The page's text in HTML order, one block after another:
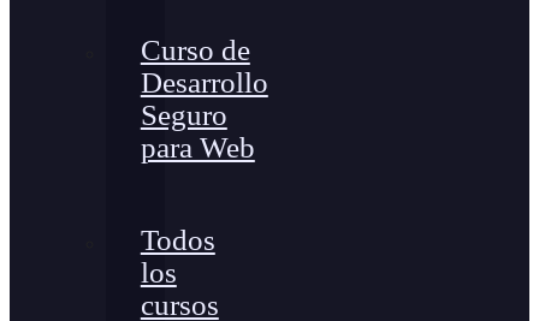
Curso de
Desarrollo
Seguro
para Web
Todos
los
cursos